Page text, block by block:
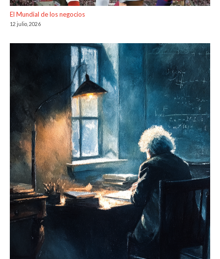
El Mundial de los negocios
12 julio, 2026